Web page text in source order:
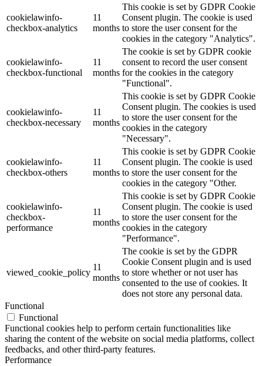
cookielawinfo-
checkbox-analytics
11
months
This cookie is set by GDPR Cookie
Consent plugin. The cookie is used
to store the user consent for the
cookies in the category "Analytics".
cookielawinfo-
checkbox-functional
11
months
The cookie is set by GDPR cookie
consent to record the user consent
for the cookies in the category
"Functional".
cookielawinfo-
checkbox-necessary
11
months
This cookie is set by GDPR Cookie
Consent plugin. The cookies is used
to store the user consent for the
cookies in the category
"Necessary".
cookielawinfo-
checkbox-others
11
months
This cookie is set by GDPR Cookie
Consent plugin. The cookie is used
to store the user consent for the
cookies in the category "Other.
cookielawinfo-
checkbox-
performance
11
months
This cookie is set by GDPR Cookie
Consent plugin. The cookie is used
to store the user consent for the
cookies in the category
"Performance".
viewed_cookie_policy
11
months
The cookie is set by the GDPR
Cookie Consent plugin and is used
to store whether or not user has
consented to the use of cookies. It
does not store any personal data.
Functional
Functional
Functional cookies help to perform certain functionalities like
sharing the content of the website on social media platforms, collect
feedbacks, and other third-party features.
Performance